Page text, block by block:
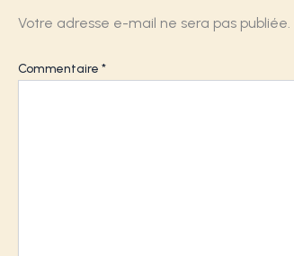
Votre adresse e-mail ne sera pas publiée.
Commentaire *